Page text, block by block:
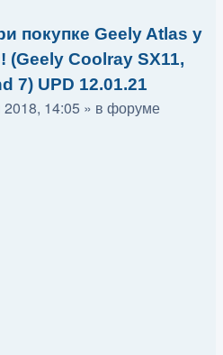
покупке Geely Atlas у
(Geely Coolray SX11,
7) UPD 12.01.21
2018, 14:05 » в форуме